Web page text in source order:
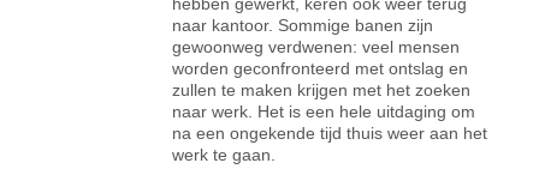
naar kantoor. Sommige banen zijn
gewoonweg verdwenen: veel mensen
worden geconfronteerd met ontslag en
zullen te maken krijgen met het zoeken
naar werk. Het is een hele uitdaging om
na een ongekende tijd thuis weer aan het
werk te gaan.